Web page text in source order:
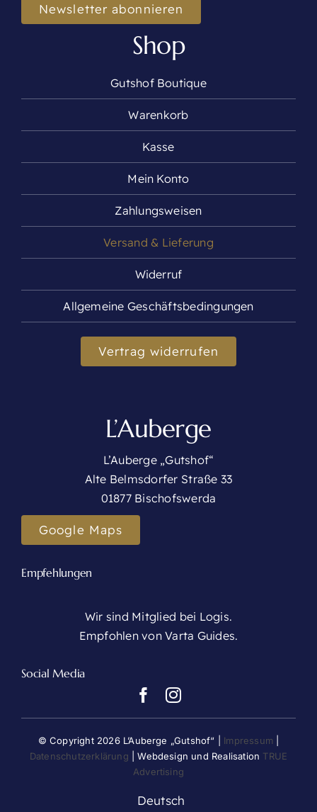
Newsletter abonnieren
Shop
Gutshof Boutique
Warenkorb
Kasse
Mein Konto
Zahlungsweisen
Versand & Lieferung
Widerruf
Allgemeine Geschäftsbedingungen
Vertrag widerrufen
L’Auberge
L’Auberge „Gutshof“
Alte Belmsdorfer Straße 33
01877 Bischofswerda
Google Maps
Empfehlungen
Wir sind Mitglied bei Logis.
Empfohlen von Varta Guides.
Social Media
© Copyright 2026 L’Auberge „Gutshof“ | Impressum
Datenschutzerklärung | Webdesign und Realisation TRUE
Advertising
Deutsch